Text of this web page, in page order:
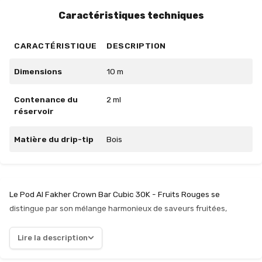
Caractéristiques techniques
CARACTÉRISTIQUE DESCRIPTION
Dimensions 10 m
Contenance du
réservoir
2 ml
Matière du drip-tip Bois
Le Pod Al Fakher Crown Bar Cubic 30K - Fruits Rouges se
distingue par son mélange harmonieux de saveurs fruitées,
combinaison de framboises, mûres, cassis et myrtilles crée une
explosion de goûts, avec une douceur agréable contrebalancée
Lire la description